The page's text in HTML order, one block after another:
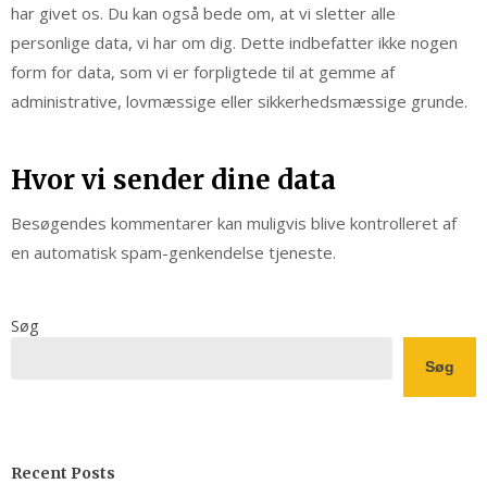
har givet os. Du kan også bede om, at vi sletter alle
personlige data, vi har om dig. Dette indbefatter ikke nogen
form for data, som vi er forpligtede til at gemme af
administrative, lovmæssige eller sikkerhedsmæssige grunde.
Hvor vi sender dine data
Besøgendes kommentarer kan muligvis blive kontrolleret af
en automatisk spam-genkendelse tjeneste.
Søg
Søg
Recent Posts